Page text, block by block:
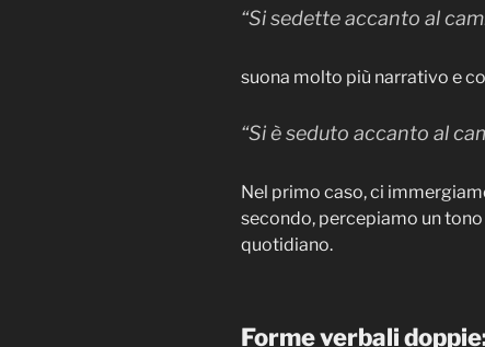
“Si sedette accanto al
suona molto più narrativo e
“Si è seduto accanto al
Nel primo caso, ci
secondo, percepiamo un
quotidiano.
Forme verbali